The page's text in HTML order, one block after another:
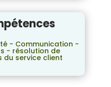
- Communication -
- résolution de
du service client